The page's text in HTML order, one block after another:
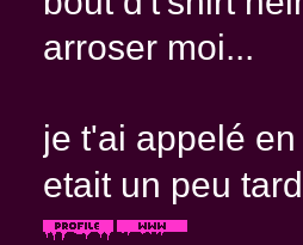
arroser moi...
je t'ai appelé
etait un peu